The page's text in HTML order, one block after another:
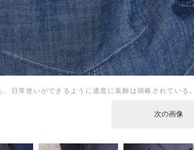
日常使いができるように適度に装飾は簡略されている。
次の画像